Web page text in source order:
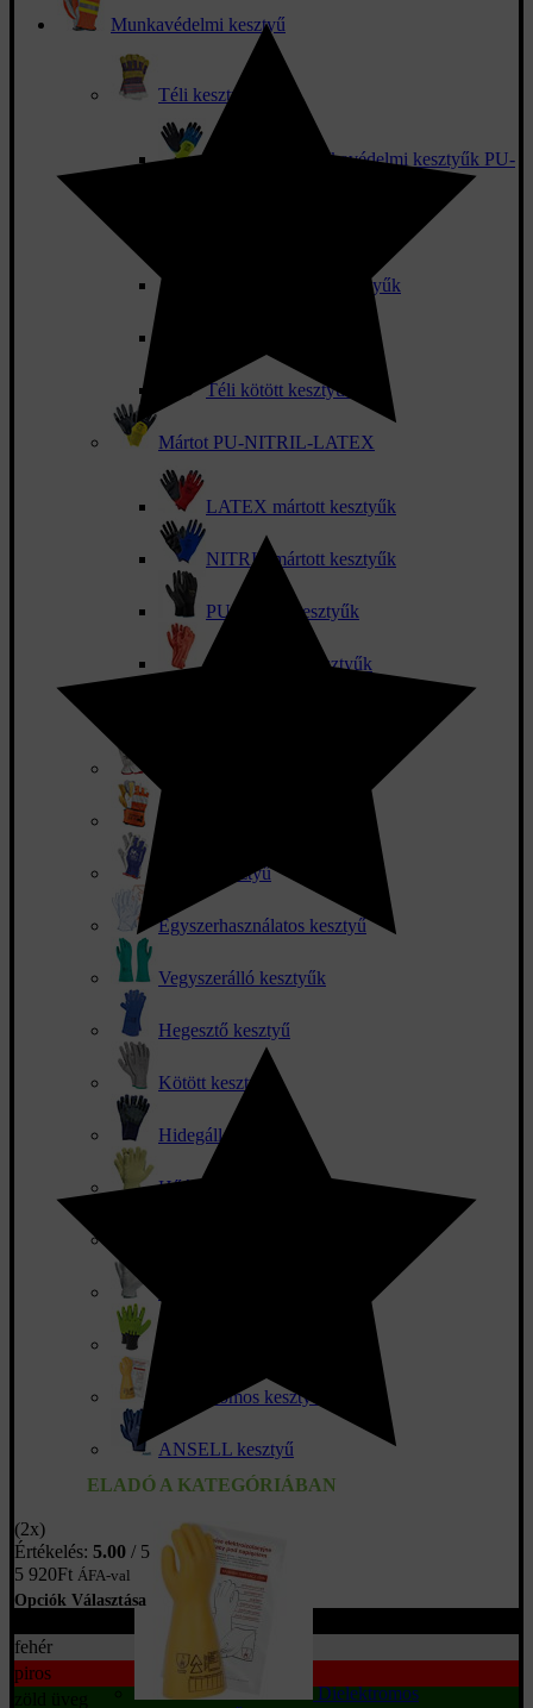
Munkavédelmi kesztyű
Téli kesztyű
Téli mártott munkavédelmi kesztyűk PU-
Bélelt kombinált kesztyűk
Téli kötött kesztyűk
Mártot PU-NITRIL-LATEX
LATEX mártott kesztyűk
NITRIL mártott kesztyűk
PU mártott kesztyűk
PVC mártott kesztyűk
Szerelőkesztyű
Egyszerhasználatos kesztyű
Vegyszerálló kesztyűk
Hegesztő kesztyű
Kötött kesztyűk
Hidegálló kesztyű
Hőálló kesztyű
Dielektromos kesztyű
ANSELL kesztyű
ELADÓ A KATEGÓRIÁBAN
Dielektromos
(2x)
Értékelés: 5.00 / 5
5 920Ft ÁFA-val
Opciók Választása
fehér
piros
zöld üveg